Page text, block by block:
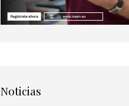
Noticias